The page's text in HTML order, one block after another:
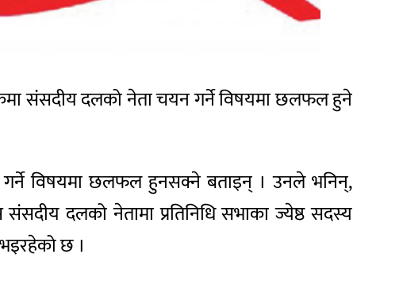
संसदीय दलको नेता चयन गर्ने विषयमा छलफल हुने
विषयमा छलफल हुनसक्ने बताइन् । उनले भनिन्,
दलको नेतामा प्रतिनिधि सभाका ज्येष्ठ सदस्य
छ ।